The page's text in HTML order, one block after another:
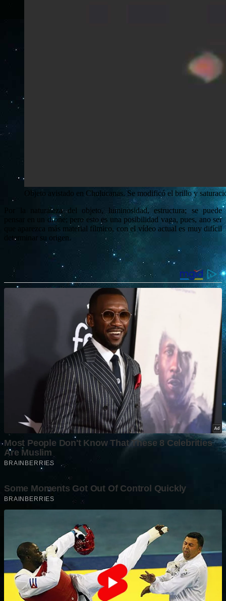
Objeto avistado en Chulucanas. Se modificó el brillo y
Por la naturaleza del objeto, luminosidad, estructura; se puede
pensar en un drone; pero esto es una posibilidad vaga, pues, ano ser
que aparezca más material fílmico, con el vídeo actual es muy difícil
determinar su origen.